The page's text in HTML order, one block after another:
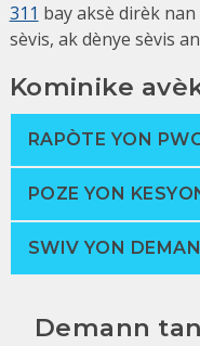
311 bay aksè dirèk
sèvis, ak dènye sèvis
Kominike
RAPÒTE YON
POZE YON
SWIV YON
Demann